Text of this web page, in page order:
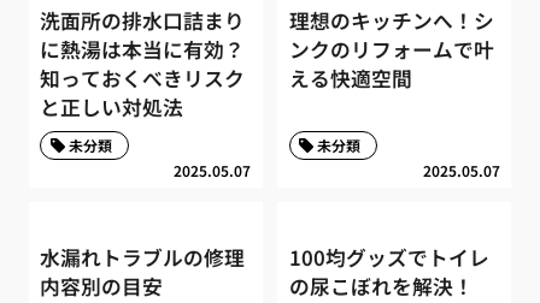
洗面所の排水口詰まり
に熱湯は本当に有効？
知っておくべきリスク
と正しい対処法
2025.05.07
未分類
理想のキッチンへ！シ
ンクのリフォームで叶
える快適空間
2025.05.07
未分類
水漏れトラブルの修理
内容別の目安
100均グッズでトイレ
の尿こぼれを解決！